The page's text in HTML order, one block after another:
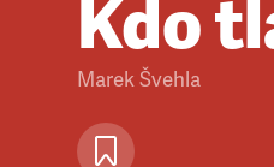
Kdo
Marek Švehla